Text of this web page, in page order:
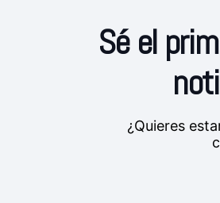
Sé el
¿Quieres